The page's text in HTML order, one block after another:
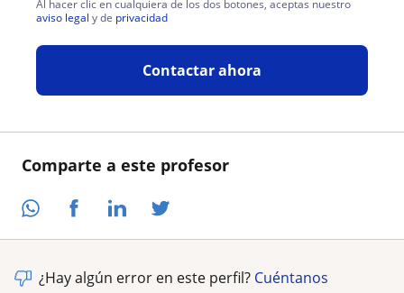
Comparte a este profesor
Al hacer clic en cualquiera de los dos botones, aceptas nuestro
aviso legal y de privacidad
Contactar ahora
¿Hay algún error en este perfil? Cuéntanos